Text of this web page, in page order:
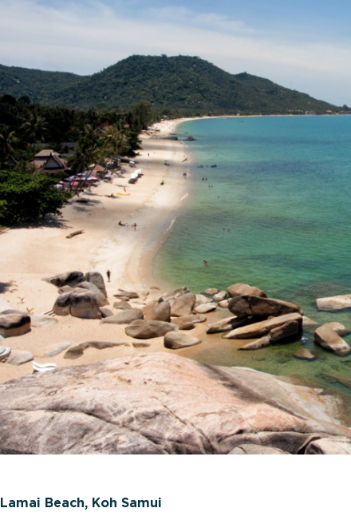
Lamai Beach, Koh Samui